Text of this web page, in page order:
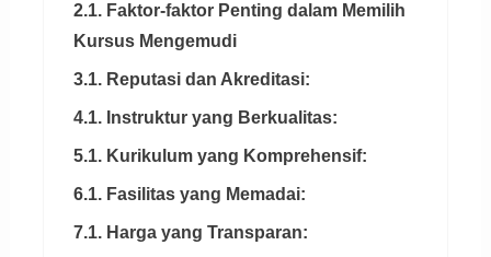
2.1. Faktor-faktor Penting dalam Memilih
Kursus Mengemudi
3.1. Reputasi dan Akreditasi:
4.1. Instruktur yang Berkualitas:
5.1. Kurikulum yang Komprehensif:
6.1. Fasilitas yang Memadai:
7.1. Harga yang Transparan: